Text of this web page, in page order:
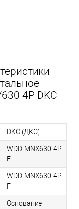
4P DKC
DKC (ДКС)
WDD-MNX630-4P-
F
WDD-MNX630-4P-
F
Основание